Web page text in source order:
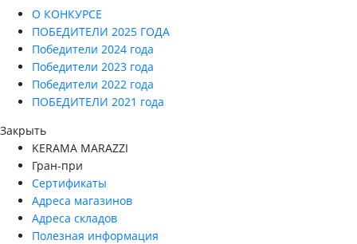
О КОНКУРСЕ
ПОБЕДИТЕЛИ 2025 ГОДА
Победители 2024 года
Победители 2023 года
Победители 2022 года
ПОБЕДИТЕЛИ 2021 года
Закрыть
KERAMA MARAZZI
Гран-при
Сертификаты
Адреса магазинов
Адреса складов
Полезная информация